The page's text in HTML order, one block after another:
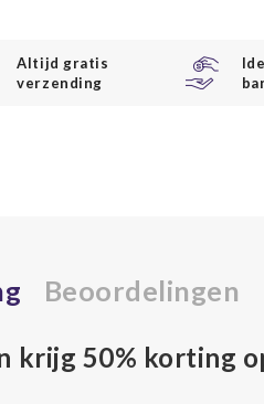
Altijd gratis
verzending
Beoordelingen
krijg 50% korting